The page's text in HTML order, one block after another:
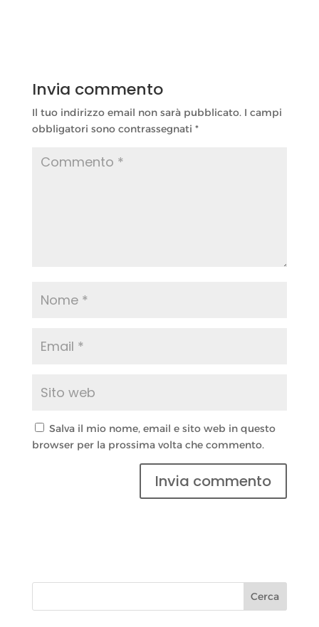
Invia commento
Il tuo indirizzo email non sarà pubblicato. I campi
obbligatori sono contrassegnati *
Salva il mio nome, email e sito web in questo
browser per la prossima volta che commento.
Cerca